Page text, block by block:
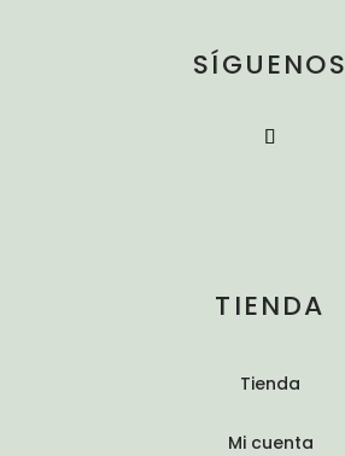
SÍGUENOS
TIENDA
Tienda
Mi cuenta